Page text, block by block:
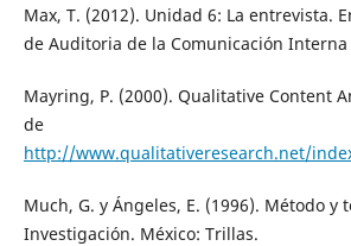
Max, T. (2012). Unidad 6: La entrevista.
de Auditoria de la Comunicación Interna
Mayring, P. (2000). Qualitative Content
de
http://www.qualitativeresearch.net/
Much, G. y Ángeles, E. (1996). Método y
Investigación. México: Trillas.